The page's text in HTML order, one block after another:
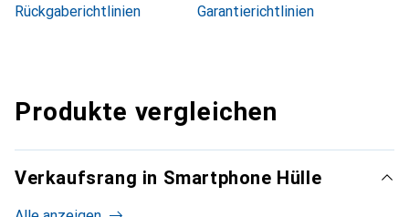
Rückgaberichtlinien
Garantierichtlinien
Produkte vergleichen
Verkaufsrang in Smartphone Hülle